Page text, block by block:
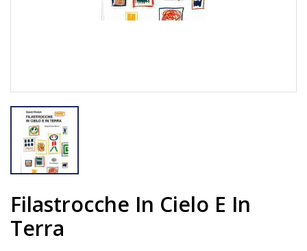
Filastrocche In Cielo E In
Terra